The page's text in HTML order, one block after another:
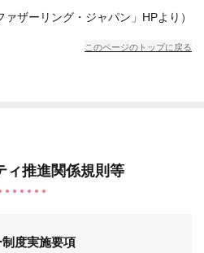
ァザーリング・ジャパン」HPより）
このページのトップに戻る
ィ推進関係規則等
度実施要項